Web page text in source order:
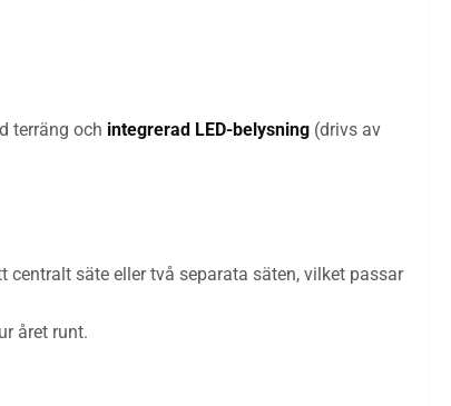
terräng och integrerad LED-belysning (drivs av
säte eller två separata säten, vilket passar
året runt.